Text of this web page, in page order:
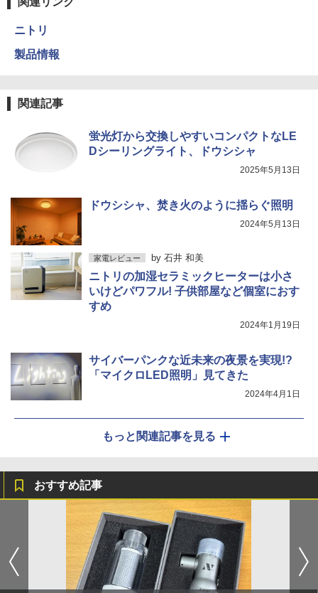
ニトリ
製品情報
関連記事
蛍光灯から交換しやすいコンパクトなLE
Dシーリングライト、ドウシシャ
2025年5月13日
ドウシシャ、焚き火のように揺らぐ照明
2024年5月13日
家電レビュー by 石井 和美
ニトリの加湿セラミックヒーターは小さ
いけどパワフル! 子供部屋など個室におす
すめ
2024年1月19日
サイバーパンクな近未来の夜景を実現!?
「マイクロLED照明」見てきた
2024年4月1日
もっと関連記事を見る
おすすめ記事